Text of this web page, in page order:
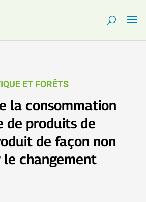
ET FORÊTS
la consommation
de produits de
de façon non
changement